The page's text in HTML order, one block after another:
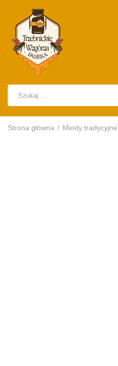
Strona główna Miody tradycyjne